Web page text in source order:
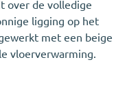
over de volledige
ligging op het
met een beige
vloerverwarming.